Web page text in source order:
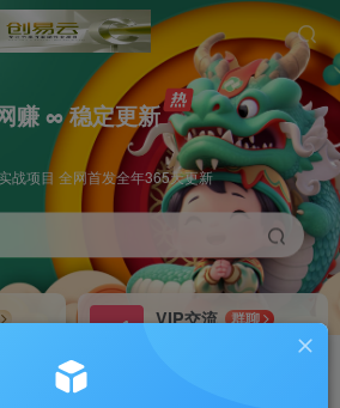
赚 ∞ 稳定更新
战项目 全网首发全年365天更新
VIP交流
群聊
研究探讨更多创业项目路子。